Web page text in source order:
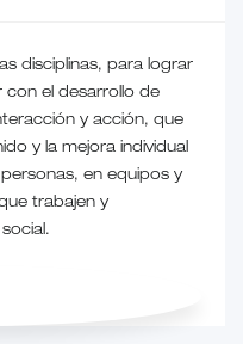
disciplinas, para lograr
con el desarrollo de
y acción, que
y la mejora individual
en equipos y
trabajen y